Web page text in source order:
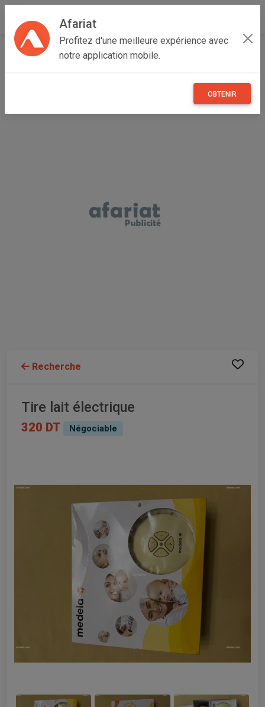
Afariat
Profitez d'une meilleure expérience avec
notre application mobile.
OBTENIR
Accueil Maisons et enfants
Cap bon - Sahel
Recherche
Tire lait électrique
320 DT Négociable